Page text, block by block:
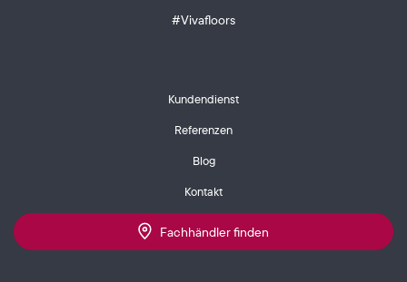
#Vivafloors
Kundendienst
Referenzen
Blog
Kontakt
Fachhändler finden